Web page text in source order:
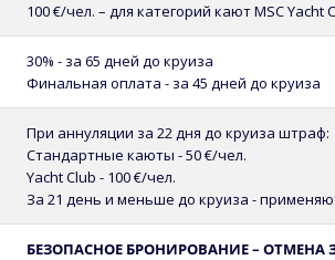
100 €/чел. – для категорий кают MSC Yacht
30% - за 65 дней до круиза
Финальная оплата - за 45 дней до круиза
При аннуляции за 22 дня до круиза штраф:
Стандартные каюты - 50 €/чел.
Yacht Club - 100 €/чел.
За 21 день и меньше до круиза -
БЕЗОПАСНОЕ БРОНИРОВАНИЕ – ОТМЕНА